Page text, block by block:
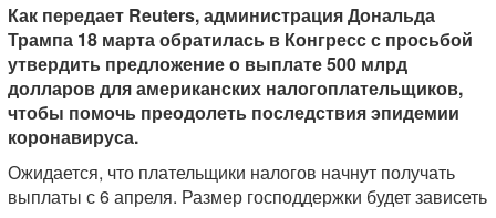
Как передает Reuters, администрация Дональда
Трампа 18 марта обратилась в Конгресс с просьбой
утвердить предложение о выплате 500 млрд
долларов для американских налогоплательщиков,
чтобы помочь преодолеть последствия эпидемии
коронавируса.
Ожидается, что плательщики налогов начнут получать
выплаты с 6 апреля. Размер господдержки будет зависеть